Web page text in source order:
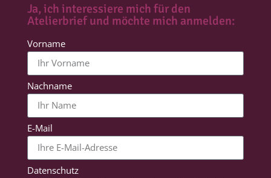
Ja, ich interessiere mich für den
Atelierbrief und möchte mich anmelden:
Vorname
Nachname
E-Mail
Datenschutz